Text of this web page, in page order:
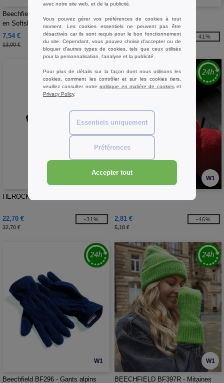
Beechfield BF310 - Gants de sport
en Softshell
7,54 €
13,00 €
-42%
Thinsulate™
5,03 €
8,60 €
-41%
HEROCK HK665 - Gants Spartan
22,70 €
32,70 €
-31%
W1
2,81 €
5,18 €
-46%
W1
Beechfield BF296 - Gants alpins
W1
BEECHFIELD BF397R - Mitaines
avec notre site web, et de la publicité.
Vous pouvez gérer vos préférences de cookies à tout
moment. Les cookies essentiels ne peuvent pas être
désactivés car ils sont requis pour le bon fonctionnement
du site. Cependant, vous pouvez choisir d’accepter ou de
bloquer d'autres types de cookies, tels que ceux utilisés
pour la personnalisation, l'analyse et la publicité.
Pour plus de détails sur la façon dont nous utilisons les
cookies, comment les contrôler et sur les cookies tiers,
veuillez consulter notrepolitique en matière de cookieset
Privacy Policy.
Essentiels uniquement
Préférences
Accepter tout